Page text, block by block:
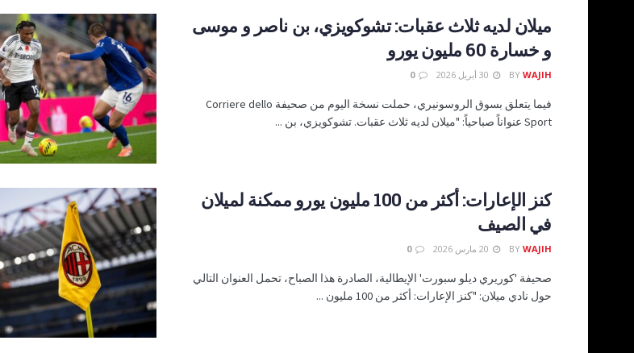
ميلان لديه ثلاث عقبات: تشوكويزي، بن ناصر و موسى
و خسارة 60 مليون يورو
BY WAJIH
0
فيما يتعلق بسوق الروسونيري، حملت نسخة اليوم من صحيفة Corriere dello
Sport عنواناً صباحياً: "ميلان لديه ثلاث عقبات. تشوكويزي، بن ...
كنز الإعارات: أكثر من 100 مليون يورو ممكنة لميلان
في الصيف
BY WAJIH
0
صحيفة 'كوريري ديلو سبورت' الإيطالية، الصادرة هذا الصباح، تحمل العنوان التالي
حول نادي ميلان: "كنز الإعارات: أكثر من 100 مليون ...